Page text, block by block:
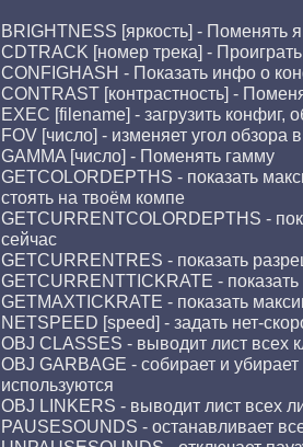
BRIGHTNESS [яркость] - Поменять
CDTRACK [номер трека] -
CONFIGHASH - Показать инфо о
CONTRAST [контрастность] -
EXEC [filename] - загрузить конфиг,
FOV [число] - изменяет угол обзора
GAMMA [число] - Поменять гамму
GETCOLORDEPTHS - показать
стоять на твоём компе
GETCURRENTCOLORDEPTHS -
сейчас
GETCURRENTRES - показать
GETCURRENTTICKRATE -
GETMAXTICKRATE - показать
NETSPEED [speed] - задать нет-
OBJ CLASSES - выводит лист всех
OBJ GARBAGE - собирает и
используются
OBJ LINKERS - выводит лист всех
PAUSESOUNDS - останавливает